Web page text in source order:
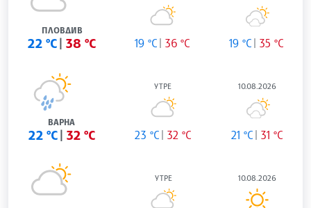
ПЛОВДИВ
22 °C 38 °C 19 °C 36 °C 19 °C 35 °C
ВАРНА
22 °C 32 °C
УТРЕ
23 °C 32 °C
10.08.2026
21 °C 31 °C
УТРЕ 10.08.2026